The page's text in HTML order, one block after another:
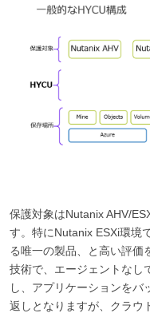
保護対象はNutanix AHV/
す。特にNutanix ESXi環境
る唯一の製品、と高い評価
技術で、エージェントなし
し、アプリケーションをバ
返しとなりますが、クラウ